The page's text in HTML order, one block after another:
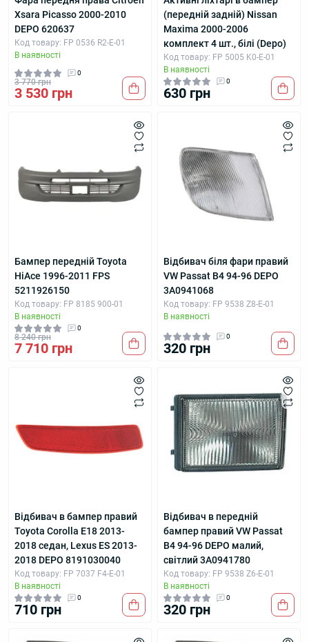
Xsara Picasso 2000-2010
DEPO 620637
Код товару: FP 0536 R2-E-01
В наявності
0
3 770 грн
3 530 грн
(передній задній) Nissan
Maxima 2000-2006
комплект 4 шт., білі (Depo)
Код товару: FP 5005 K0-E-01
В наявності
0
630 грн
Бампер передній Toyota
HiAce 1996-2011 FPS
5211926150
Код товару: FP 8185 900-01
В наявності
0
8 240 грн
7 710 грн
Відбивач біля фари правий
VW Passat B4 94-96 DEPO
3A0941068
Код товару: FP 9538 Z8-E-01
В наявності
0
320 грн
Відбивач в бампер правий
Toyota Corolla E18 2013-
2018 седан, Lexus ES 2013-
2018 DEPO 8191030040
Код товару: FP 7037 F4-E-01
В наявності
0
710 грн
Відбивач в передній
бампер правий VW Passat
B4 94-96 DEPO малий,
світлий 3A0941780
Код товару: FP 9538 Z6-E-01
В наявності
0
320 грн